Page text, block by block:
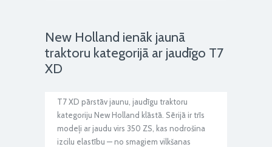
New Holland ienāk jaunā
traktoru kategorijā ar jaudīgo T7
XD
T7 XD pārstāv jaunu, jaudīgu traktoru
kategoriju New Holland klāstā. Sērijā ir trīs
modeļi ar jaudu virs 350 ZS, kas nodrošina
izcilu elastību — no smagiem vilkšanas